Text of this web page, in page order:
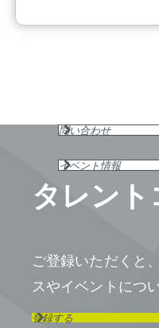
タレン
ご登録いただくと
スやイベントにつ
登録する
問い合わせ
イベント情報